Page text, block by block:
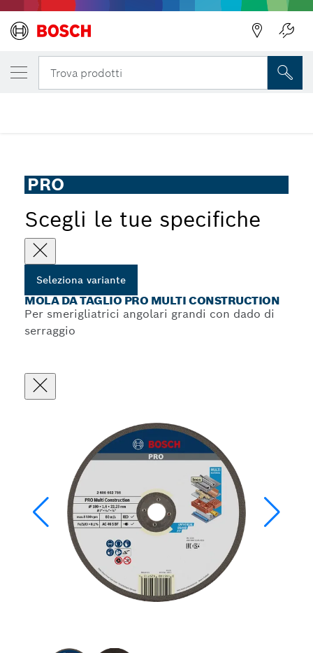
Trova prodotti
PRO
Scegli le tue specifiche
Seleziona variante
MOLA DA TAGLIO PRO MULTI CONSTRUCTION
Per smerigliatrici angolari grandi con dado di
serraggio
LA TUA VARIANTE SELEZIONATA
Mola da taglio PRO Multi Construction